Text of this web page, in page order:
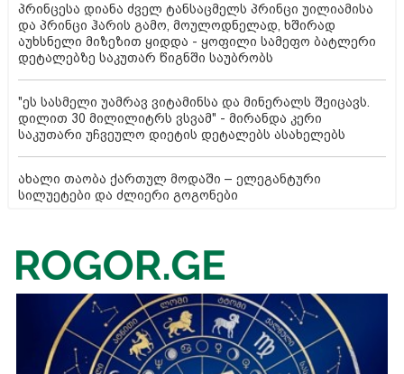
პრინცესა დიანა ძველ ტანსაცმელს პრინცი უილიამისა
და პრინცი ჰარის გამო, მოულოდნელად, ხშირად
აუხსნელი მიზეზით ყიდდა - ყოფილი სამეფო ბატლერი
დეტალებზე საკუთარ წიგნში საუბრობს
"ეს სასმელი უამრავ ვიტამინსა და მინერალს შეიცავს.
დილით 30 მილილიტრს ვსვამ" - მირანდა კერი
საკუთარი უჩვეულო დიეტის დეტალებს ასახელებს
ახალი თაობა ქართულ მოდაში – ელეგანტური
სილუეტები და ძლიერი გოგონები